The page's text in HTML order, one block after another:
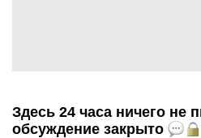
Здесь 24 часа ничего не
обсуждение закрыто